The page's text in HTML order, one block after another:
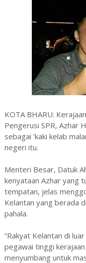
KOTA BHARU:
Pengerusi SPR, Azhar
sebagai ‘kaki kelab
negeri itu.
Menteri Besar, Datuk
kenyataan Azhar yang
tempatan, jelas
Kelantan yang berada
pahala.
“Rakyat Kelantan di
pegawai tinggi
menyumbang untuk